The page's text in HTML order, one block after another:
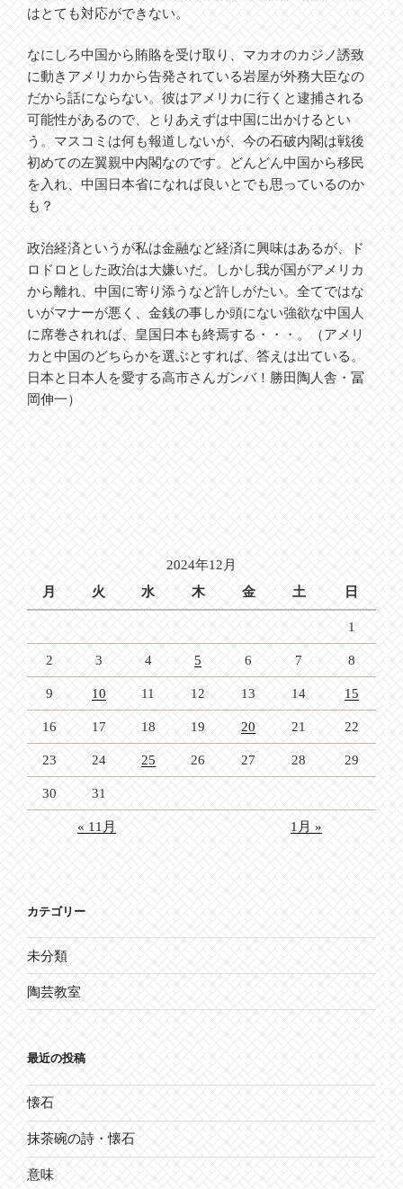
はとても対応ができない。
なにしろ中国から賄賂を受け取り、マカオのカジノ誘致
に動きアメリカから告発されている岩屋が外務大臣なの
だから話にならない。彼はアメリカに行くと逮捕される
可能性があるので、とりあえずは中国に出かけるとい
う。マスコミは何も報道しないが、今の石破内閣は戦後
初めての左翼親中内閣なのです。どんどん中国から移民
を入れ、中国日本省になれば良いとでも思っているのか
も？
政治経済というが私は金融など経済に興味はあるが、ド
ロドロとした政治は大嫌いだ。しかし我が国がアメリカ
から離れ、中国に寄り添うなど許しがたい。全てではな
いがマナーが悪く、金銭の事しか頭にない強欲な中国人
に席巻されれば、皇国日本も終焉する・・・。（アメリ
カと中国のどちらかを選ぶとすれば、答えは出ている。
日本と日本人を愛する高市さんガンバ！勝田陶人舎・冨
岡伸一）
2024年12月
月
火 水 木 金 土 日
1
2 3 4 5 6 7 8
9 10 11 12 13 14 15
16 17 18 19 20 21 22
23 24 25 26 27 28 29
30 31
« 11月 1月 »
カテゴリー
未分類
陶芸教室
最近の投稿
懐石
抹茶碗の詩・懐石
意味